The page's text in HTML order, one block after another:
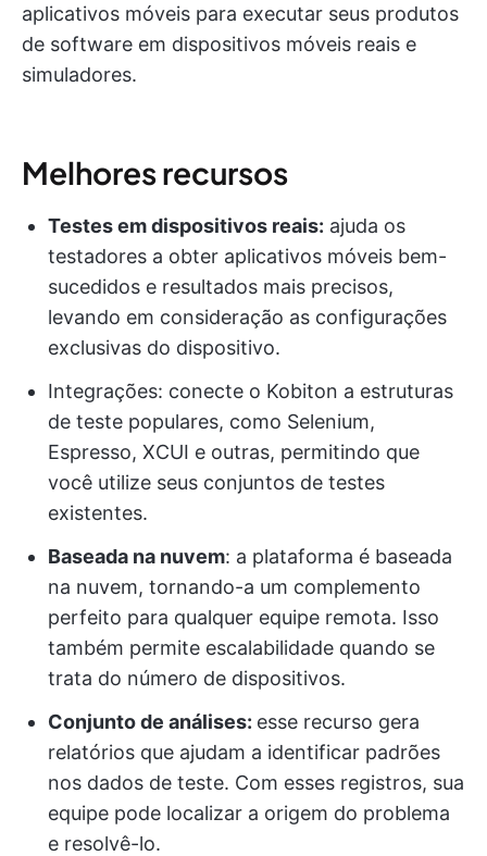
aplicativos móveis para executar seus produtos
de software em dispositivos móveis reais e
simuladores.
Melhores recursos
Testes em dispositivos reais: ajuda os
testadores a obter aplicativos móveis bem-
sucedidos e resultados mais precisos,
levando em consideração as configurações
exclusivas do dispositivo.
Integrações: conecte o Kobiton a estruturas
de teste populares, como Selenium,
Espresso, XCUI e outras, permitindo que
você utilize seus conjuntos de testes
existentes.
Baseada na nuvem: a plataforma é baseada
na nuvem, tornando-a um complemento
perfeito para qualquer equipe remota. Isso
também permite escalabilidade quando se
trata do número de dispositivos.
Conjunto de análises: esse recurso gera
relatórios que ajudam a identificar padrões
nos dados de teste. Com esses registros, sua
equipe pode localizar a origem do problema
e resolvê-lo.